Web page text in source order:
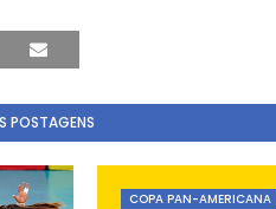
POSTAGENS
COPA PAN-AMERICANA